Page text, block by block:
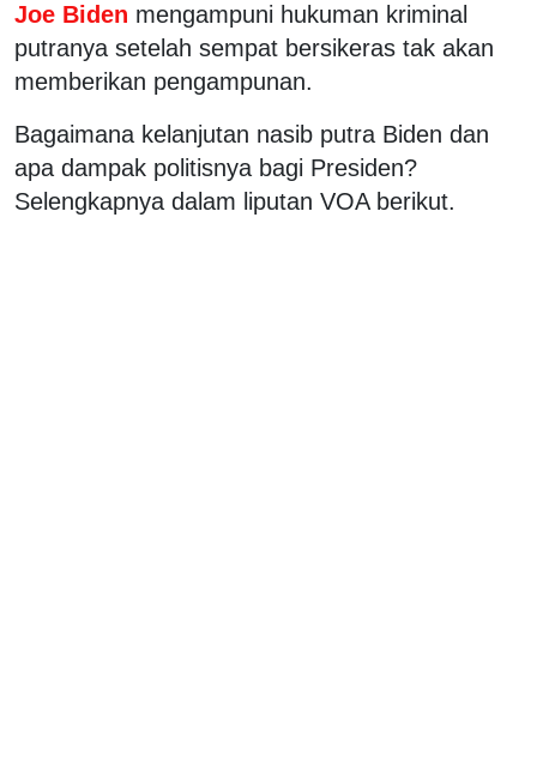
Joe Biden mengampuni hukuman kriminal
putranya setelah sempat bersikeras tak akan
memberikan pengampunan.
Bagaimana kelanjutan nasib putra Biden dan
apa dampak politisnya bagi Presiden?
Selengkapnya dalam liputan VOA berikut.